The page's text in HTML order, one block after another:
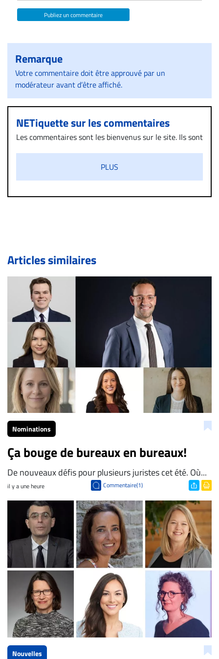
Publiez un commentaire
Remarque
Votre commentaire doit être approuvé par un
modérateur avant d’être affiché.
NETiquette sur les commentaires
Les commentaires sont les bienvenus sur le site. Ils sont
diffamatoire. Si malgré cette politique de modération,
un commentaire publié sur le site vous dérange, prenez
immédiatement contact par courriel (info@droit-
de validation, un droit de réponse.
Bien à vous,
La Rédaction de Droit-inc.com
PLUS
Articles similaires
Nominations
Ça bouge de bureaux en bureaux!
De nouveaux défis pour plusieurs juristes cet été. Où...
il y a une heure Commentaire(1)
Nouvelles